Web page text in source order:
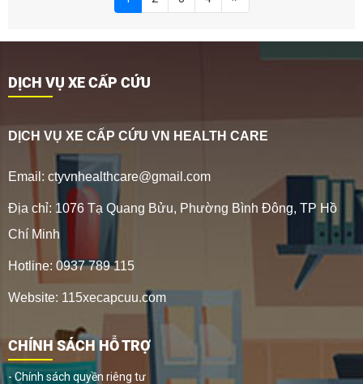
DỊCH VỤ XE CẤP CỨU
DỊCH VỤ XE CẤP CỨU VN HEALTH CARE
Email: ctyvnhealthcare@gmail.com
Địa chỉ: 1076 Tạ Quang Bửu, Phường Bình Đông, TP Hồ
Chí Minh
Hotline: 0937 789 115
Website: 115xecapcuu.com
CHÍNH SÁCH HỖ TRỢ
- Chính sách quyền riêng tư